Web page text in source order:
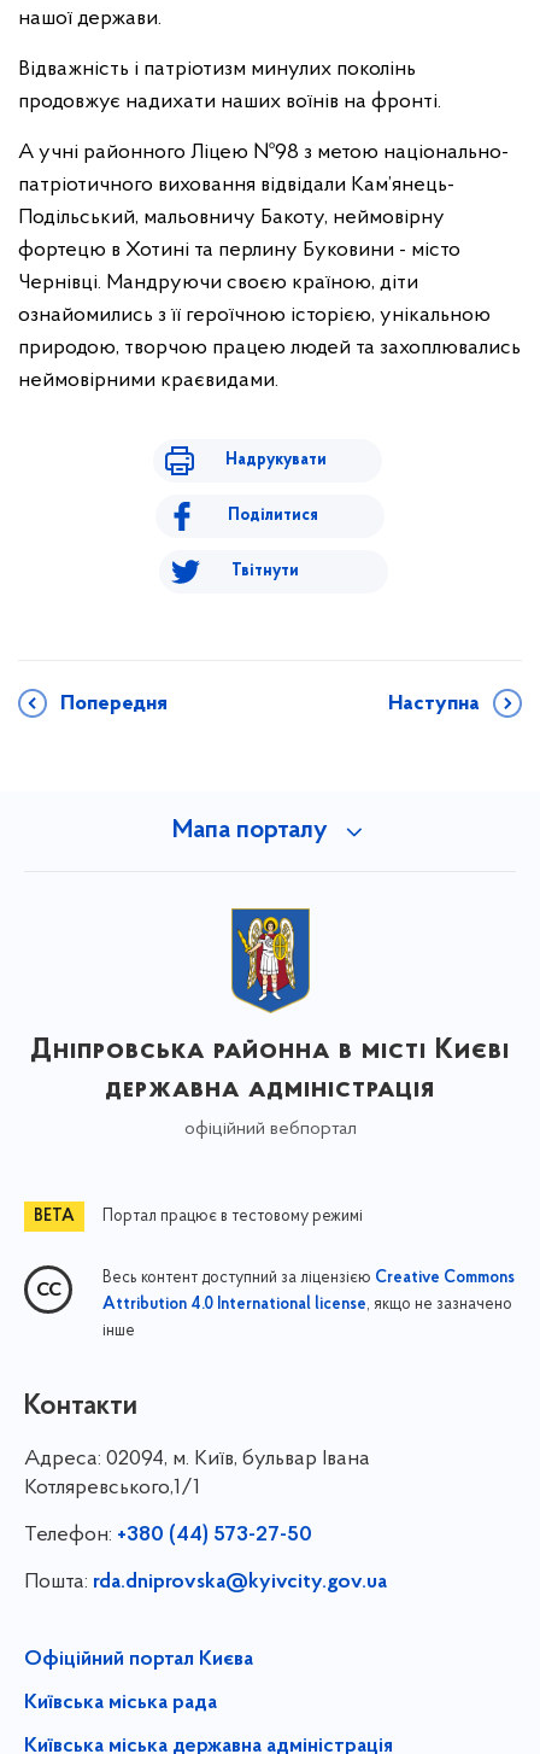
нашої держави.
Відважність і патріотизм минулих поколінь
продовжує надихати наших воїнів на фронті.
А учні районного Ліцею №98 з метою національно-
патріотичного виховання відвідали Кам’янець-
Подільський, мальовничу Бакоту, неймовірну
фортецю в Хотині та перлину Буковини - місто
Чернівці. Мандруючи своєю країною, діти
ознайомились з її героїчною історією, унікальною
природою, творчою працею людей та захоплювались
неймовірними краєвидами.
Надрукувати
Поділитися
Твітнути
Попередня Наступна
Мапа порталу
Дніпровська районна в місті Києві
державна адміністрація
офіційний вебпортал
Портал працює в тестовому режимі
Весь контент доступний за ліцензією Creative Commons
Attribution 4.0 International license, якщо не зазначено
інше
Контакти
Адреса: 02094, м. Київ, бульвар Івана
Котляревського,1/1
Телефон: +380 (44) 573-27-50
Пошта: rda.dniprovska@kyivcity.gov.ua
Офіційний портал Києва
Київська міська рада
Київська міська державна адміністрація